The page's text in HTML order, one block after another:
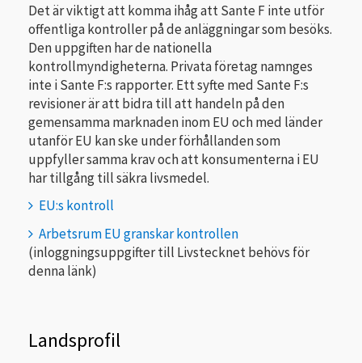
Det är viktigt att komma ihåg att Sante F inte utför
offentliga kontroller på de anläggningar som besöks.
Den uppgiften har de nationella
kontrollmyndigheterna. Privata företag namnges
inte i Sante F:s rapporter. Ett syfte med Sante F:s
revisioner är att bidra till att handeln på den
gemensamma marknaden inom EU och med länder
utanför EU kan ske under förhållanden som
uppfyller samma krav och att konsumenterna i EU
har tillgång till säkra livsmedel.
EU:s kontroll
Arbetsrum EU granskar kontrollen
(inloggningsuppgifter till Livstecknet behövs för
denna länk)
Landsprofil